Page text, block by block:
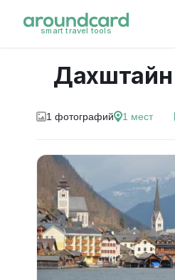
smart travel tools
Дахштайн
1 фотографий 1 мест